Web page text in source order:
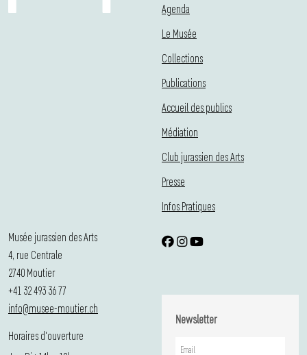
Agenda
Le Musée
Collections
Publications
Accueil des publics
Médiation
Club jurassien des Arts
Presse
Infos Pratiques
Musée jurassien des Arts
4, rue Centrale
2740 Moutier
+41 32 493 36 77
info@musee-moutier.ch
Horaires d'ouverture
Newsletter